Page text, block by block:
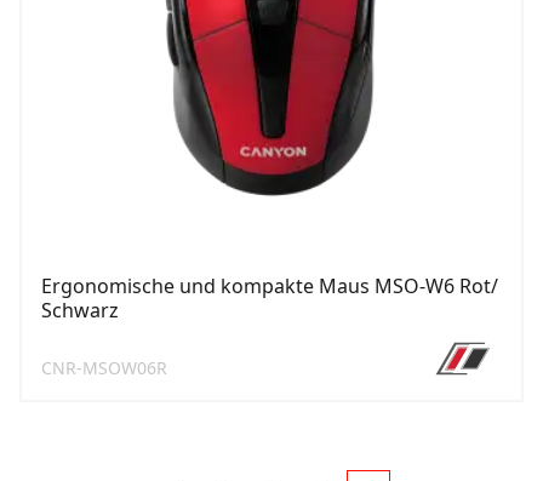
Ergonomische und kompakte Maus MSO-W6 Rot/
Schwarz
CNR-MSOW06R